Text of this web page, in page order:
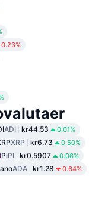
0.23%
ADI kr44.53 0.01%
XRP kr6.73 0.50%
PiPI kr0.5907 0.06%
ADA kr1.28 0.64%